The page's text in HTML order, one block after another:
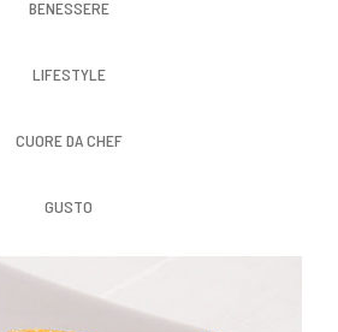
BENESSERE
LIFESTYLE
CUORE DA CHEF
GUSTO